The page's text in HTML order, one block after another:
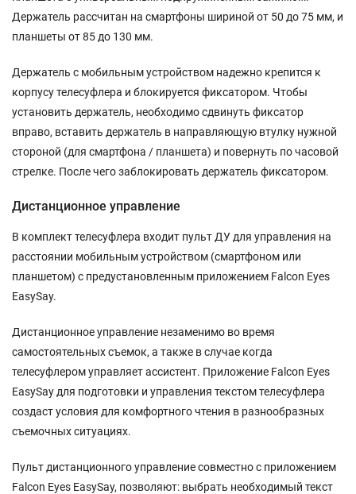
Держатель рассчитан на смартфоны шириной от 50 до 75 мм, и
планшеты от 85 до 130 мм.
Держатель с мобильным устройством надежно крепится к
корпусу телесуфлера и блокируется фиксатором. Чтобы
установить держатель, необходимо сдвинуть фиксатор
вправо, вставить держатель в направляющую втулку нужной
стороной (для смартфона / планшета) и повернуть по часовой
стрелке. После чего заблокировать держатель фиксатором.
Дистанционное управление
В комплект телесуфлера входит пульт ДУ для управления на
расстоянии мобильным устройством (смартфоном или
планшетом) с предустановленным приложением Falcon Eyes
EasySay.
Дистанционное управление незаменимо во время
самостоятельных съемок, а также в случае когда
телесуфлером управляет ассистент. Приложение Falcon Eyes
EasySay для подготовки и управления текстом телесуфлера
создаст условия для комфортного чтения в разнообразных
съемочных ситуациях.
Пульт дистанционного управление совместно с приложением
Falcon Eyes EasySay, позволяют: выбрать необходимый текст